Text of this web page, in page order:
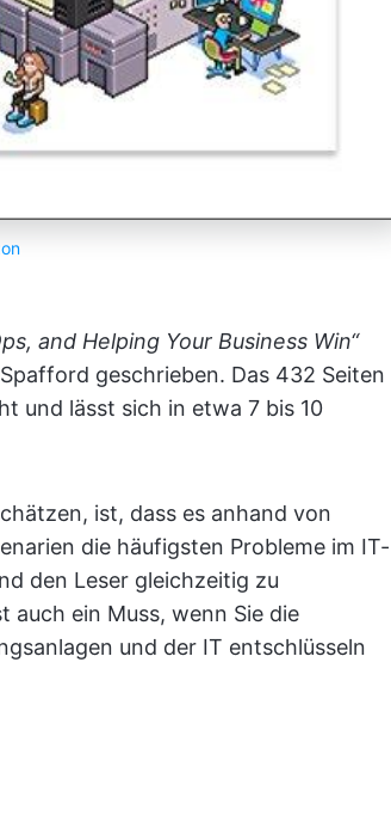
and Helping Your Business Win“
geschrieben. Das 432 Seiten
und lässt sich in etwa 7 bis 10
ist, dass es anhand von
die häufigsten Probleme im IT-
den Leser gleichzeitig zu
ein Muss, wenn Sie die
und der IT entschlüsseln